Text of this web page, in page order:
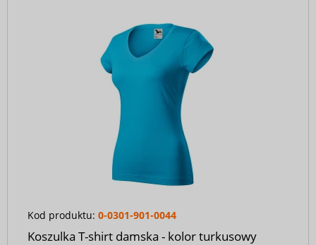
Kod produktu: 0-0301-901-0044
Koszulka T-shirt damska - kolor turkusowy